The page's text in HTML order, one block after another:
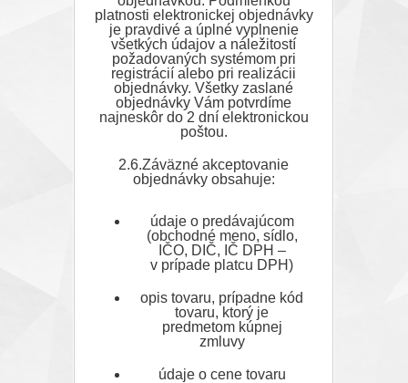
platnosti elektronickej objednávky
je pravdivé a úplné vyplnenie
všetkých údajov a náležitostí
požadovaných systémom pri
registrácií alebo pri realizácii
objednávky. Všetky zaslané
objednávky Vám potvrdíme
najneskôr do 2 dní elektronickou
poštou.
2.6.Záväzné akceptovanie
objednávky obsahuje:
údaje o predávajúcom
(obchodné meno, sídlo,
IČO, DIČ, IČ DPH –
v prípade platcu DPH)
opis tovaru, prípadne kód
tovaru, ktorý je
predmetom kúpnej
zmluvy
údaje o cene tovaru